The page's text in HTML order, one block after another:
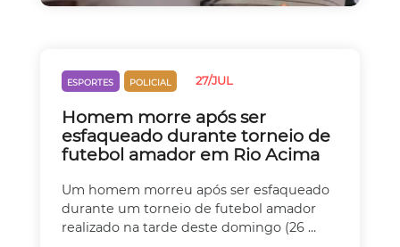
ESPORTES POLICIAL 27/JUL
Homem morre após ser
esfaqueado durante torneio de
futebol amador em Rio Acima
Um homem morreu após ser esfaqueado
durante um torneio de futebol amador
realizado na tarde deste domingo (26 ...